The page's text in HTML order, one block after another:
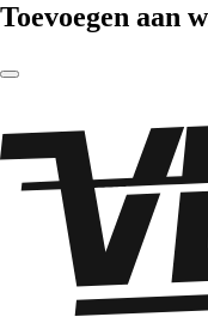
Toevoegen aan